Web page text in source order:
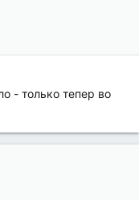
- только тепер во